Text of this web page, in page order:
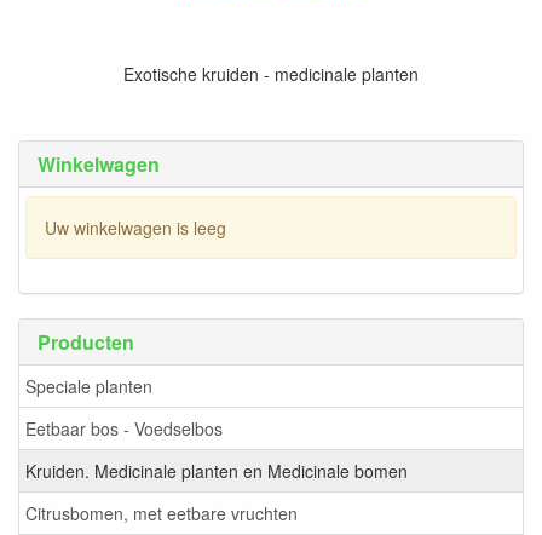
Winkelwagen
Uw winkelwagen is leeg
Producten
Speciale planten
Eetbaar bos - Voedselbos
Kruiden. Medicinale planten en Medicinale bomen
Citrusbomen, met eetbare vruchten
Exotische kruiden - medicinale planten